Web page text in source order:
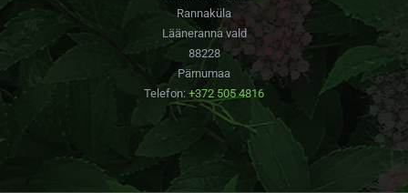
Rannaküla
Lääneranna vald
88228
Pärnumaa
Telefon: +372 505 4816